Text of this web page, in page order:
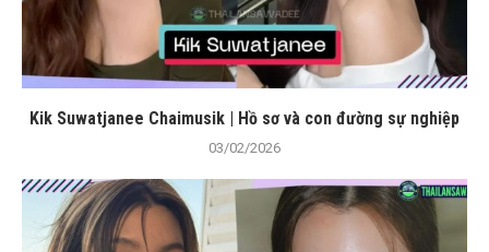
Kik Suwatjanee Chaimusik | Hồ sơ và con đường sự nghiệp
03/02/2026